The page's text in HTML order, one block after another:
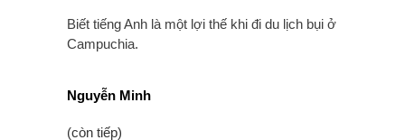
Biết tiếng Anh là một lợi thế khi đi du lịch bụi ở
Campuchia.
Nguyễn Minh
(còn tiếp)